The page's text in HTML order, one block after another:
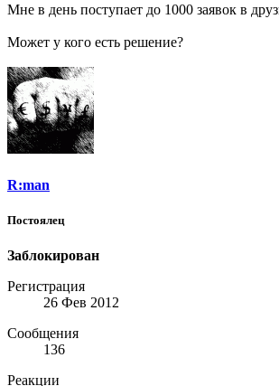
Мне в день поступает до 1000 заявок в
Может у кого есть решение?
R:man
Постоялец
Заблокирован
Регистрация
26 Фев 2012
Сообщения
136
Реакции